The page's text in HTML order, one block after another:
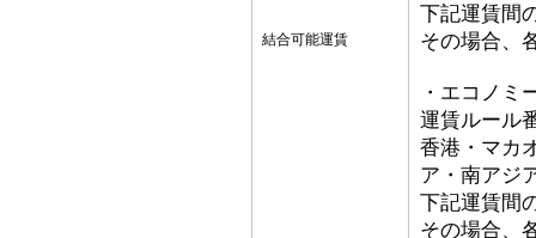
結合可能運賃
下記運賃間
その場合、
・エコノミ
運賃ルール
香港・マカ
ア・南アジ
下記運賃間
その場合、